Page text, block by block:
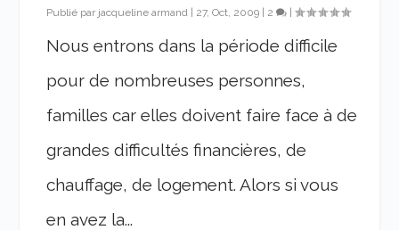
Publié par jacqueline armand 27, Oct, 2009 2 |
Nous entrons dans la période difficile
pour de nombreuses personnes,
familles car elles doivent faire face à de
grandes difficultés financières, de
chauffage, de logement. Alors si vous
en avez la...